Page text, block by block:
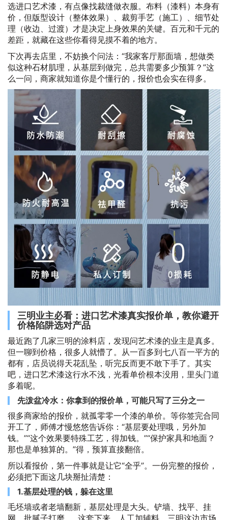
选进口艺术漆，有点像找裁缝做衣服。布料（漆料）本身有
价，但版型设计（整体效果）、裁剪手艺（施工）、细节处
理（收边、过渡）才是决定上身效果的关键。百元和千元的
差距，就藏在这些你看得见摸不着的地方。
下次再去店里，不妨换个问法：“我家客厅那面墙，想做类
似这种石材肌理，从基层到做完，总共需要多少预算？”这
么一问，商家就知道你是个懂行的，报价也会实在得多。
三明业主必看：进口艺术漆真实报价单，教你避开
价格陷阱选对产品
最近跑了几家三明的涂料店，发现问艺术漆的业主是真多。
但一聊到价格，很多人就懵了。从一百多到七八百一平方的
都有，店员说得天花乱坠，听完反而更不敢下手了。其实
吧，进口艺术漆这行水不浅，光看单价根本没用，里头门道
多着呢。
先泼盆冷水：你拿到的报价单，可能只写了三分之一
很多商家给的报价，就孤零零一个漆的单价。等你签完合同
开工了，师傅才慢悠悠告诉你：“基层要处理哦，另外加
钱。”“这个效果要特殊工艺，得加钱。”“保护家具和地面？
那也是单独算的。”得，预算直接翻倍。
所以看报价，第一件事就是让它“全乎”。一份完整的报价，
必须把下面这几块掰扯清楚：
1.基层处理的钱，躲在这里
毛坯墙或者老墙翻新，基层处理是大头。铲墙、找平、挂
网、批腻子打磨……这套下来，人工加辅料，三明这边市场